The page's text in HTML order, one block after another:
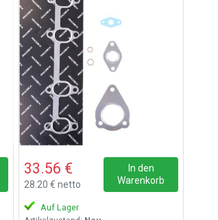
33.56 €
28.20 € netto
In den
Warenkorb
Auf Lager